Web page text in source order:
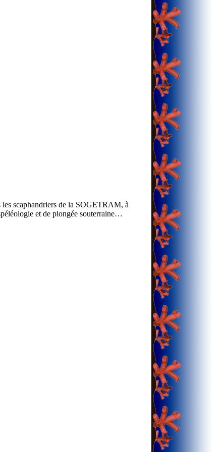
les scaphandriers de la SOGETRAM, à
et de plongée souterraine…